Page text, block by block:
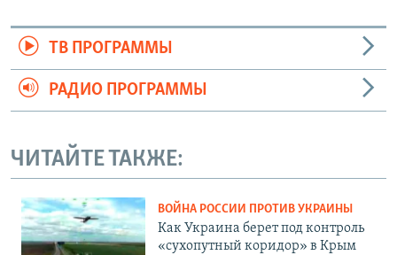
ТВ ПРОГРАММЫ
РАДИО ПРОГРАММЫ
ЧИТАЙТЕ ТАКЖЕ:
ВОЙНА РОССИИ ПРОТИВ УКРАИНЫ
Как Украина берет под контроль
«сухопутный коридор» в Крым